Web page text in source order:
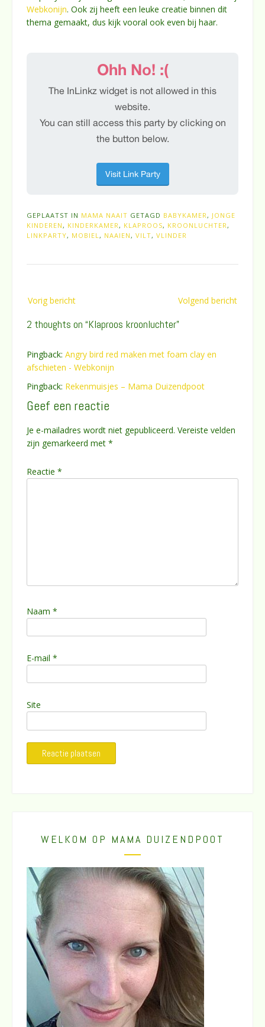
Webkonijn. Ook zij heeft een leuke creatie binnen dit
thema gemaakt, dus kijk vooral ook even bij haar.
GEPLAATST IN MAMA NAAIT GETAGD BABYKAMER , JONGE
KINDEREN , KINDERKAMER , KLAPROOS, KROONLUCHTER ,
LINKPARTY, MOBIEL , NAAIEN , VILT, VLINDER
navigatie
Vorig bericht Volgend bericht
2 thoughts on “Klaproos kroonluchter”
Pingback: Angry bird red maken met foam clay en
afschieten - Webkonijn
Pingback: Rekenmuisjes – Mama Duizendpoot
Geef een reactie
Je e-mailadres wordt niet gepubliceerd. Vereiste velden
zijn gemarkeerd met *
Reactie *
Naam *
E-mail *
Site
WELKOM OP MAMA DUIZENDPOOT